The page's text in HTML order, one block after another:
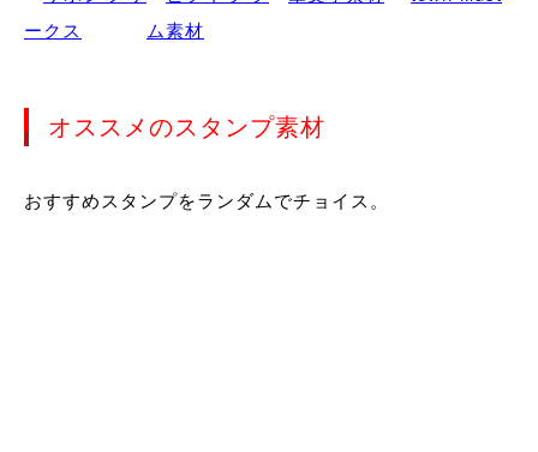
オススメのスタンプ素材
おすすめスタンプをランダムでチョイス。